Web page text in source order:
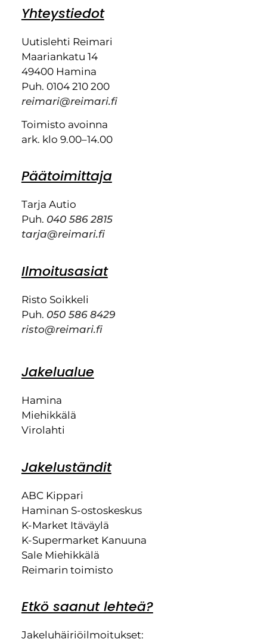
Yhteystiedot
Uutislehti Reimari
Maariankatu 14
49400 Hamina
Puh. 0104 210 200
reimari@reimari.fi
Toimisto avoinna
ark. klo 9.00–14.00
Päätoimittaja
Tarja Autio
Puh. 040 586 2815
tarja@reimari.fi
Ilmoitusasiat
Risto Soikkeli
Puh. 050 586 8429
risto@reimari.fi
Jakelualue
Hamina
Miehikkälä
Virolahti
Jakeluständit
ABC Kippari
Haminan S-ostoskeskus
K-Market Itäväylä
K-Supermarket Kanuuna
Sale Miehikkälä
Reimarin toimisto
Etkö saanut lehteä?
Jakeluhäiriöilmoitukset: